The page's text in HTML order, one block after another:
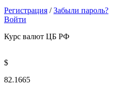
Регистрация / Забыли пароль?
Войти
Курс валют ЦБ РФ
$
82.1665